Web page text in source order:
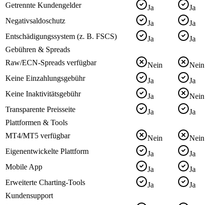
Getrennte Kundengelder
Ja
Ja
Negativsaldoschutz
Ja
Ja
Entschädigungssystem (z. B. FSCS)
Ja
Ja
Gebühren & Spreads
Raw/ECN-Spreads verfügbar
Nein
Nein
Keine Einzahlungsgebühr
Ja
Ja
Keine Inaktivitätsgebühr
Ja
Nein
Transparente Preisseite
Ja
Ja
Plattformen & Tools
MT4/MT5 verfügbar
Nein
Nein
Eigenentwickelte Plattform
Ja
Ja
Mobile App
Ja
Ja
Erweiterte Charting-Tools
Ja
Ja
Kundensupport